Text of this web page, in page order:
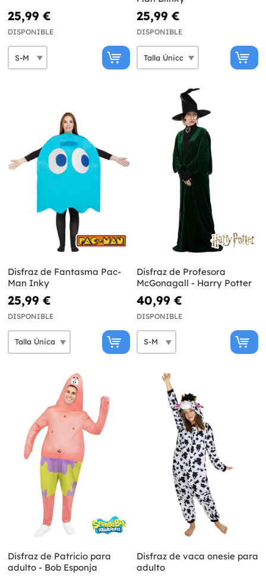
25,99 €
DISPONIBLE
25,99 €
DISPONIBLE
Disfraz de Fantasma Pac-
Man Inky
25,99 €
DISPONIBLE
Disfraz de Profesora
McGonagall - Harry Potter
40,99 €
DISPONIBLE
Disfraz de Patricio para
adulto - Bob Esponja
Disfraz de vaca onesie para
adulto